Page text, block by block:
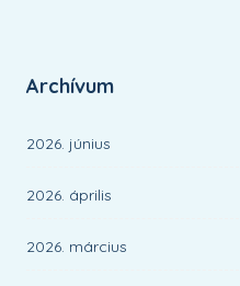
Archívum
2026. június
2026. április
2026. március